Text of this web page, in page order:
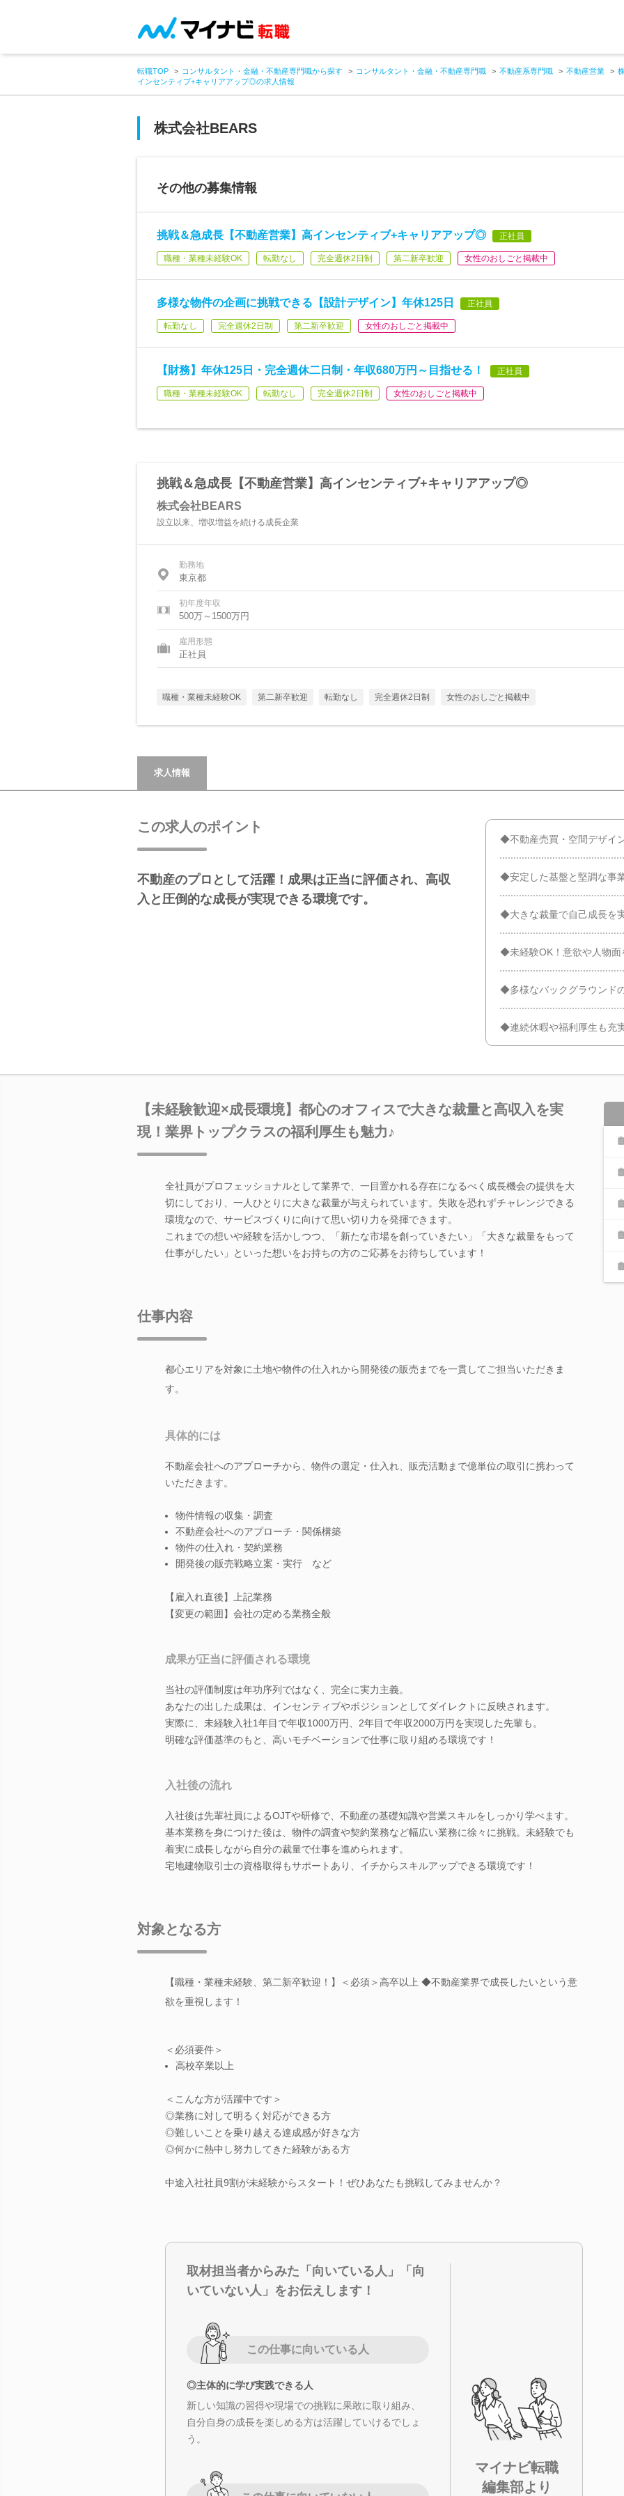
転職TOP コンサルタント・金融・不動産専門職から探す コンサルタント・金融・不動産専門職 不動産系専門職 不動産営業
インセンティブ+キャリアアップ◎の求人情報
株式会社BEARS
その他の募集情報
挑戦＆急成長【不動産営業】高インセンティブ+キャリアアップ◎ 正社員
職種・業種未経験OK 転勤なし 完全週休2日制 第二新卒歓迎 女性のおしごと掲載中
多様な物件の企画に挑戦できる【設計デザイン】年休125日 正社員
転勤なし 完全週休2日制 第二新卒歓迎 女性のおしごと掲載中
【財務】年休125日・完全週休二日制・年収680万円～目指せる！ 正社員
職種・業種未経験OK 転勤なし 完全週休2日制 女性のおしごと掲載中
挑戦＆急成長【不動産営業】高インセンティブ+キャリアアップ◎
株式会社BEARS
設立以来、増収増益を続ける成長企業
勤務地
東京都
初年度年収
500万～1500万円
雇用形態
正社員
職種・業種未経験OK 第二新卒歓迎 転勤なし 完全週休2日制 女性のおしごと掲載中
求人情報
この求人のポイント
不動産のプロとして活躍！成果は正当に評価され、高収
入と圧倒的な成長が実現できる環境です。
◆不動産売買・空間デザイ
◆安定した基盤と堅調な事
◆大きな裁量で自己成長を
◆未経験OK！意欲や人物面
◆多様なバックグラウンド
◆連続休暇や福利厚生も充
【未経験歓迎×成長環境】都心のオフィスで大きな裁量と高収入を実
現！業界トップクラスの福利厚生も魅力♪
全社員がプロフェッショナルとして業界で、一目置かれる存在になるべく成長機会の提供を大
切にしており、一人ひとりに大きな裁量が与えられています。失敗を恐れずチャレンジできる
環境なので、サービスづくりに向けて思い切り力を発揮できます。
これまでの想いや経験を活かしつつ、「新たな市場を創っていきたい」「大きな裁量をもって
仕事がしたい」といった想いをお持ちの方のご応募をお待ちしています！
仕事内容
都心エリアを対象に土地や物件の仕入れから開発後の販売までを一貫してご担当いただきま
す。
具体的には
不動産会社へのアプローチから、物件の選定・仕入れ、販売活動まで億単位の取引に携わって
いただきます。
物件情報の収集・調査
不動産会社へのアプローチ・関係構築
物件の仕入れ・契約業務
開発後の販売戦略立案・実行 など
【雇入れ直後】上記業務
【変更の範囲】会社の定める業務全般
成果が正当に評価される環境
当社の評価制度は年功序列ではなく、完全に実力主義。
あなたの出した成果は、インセンティブやポジションとしてダイレクトに反映されます。
実際に、未経験入社1年目で年収1000万円、2年目で年収2000万円を実現した先輩も。
明確な評価基準のもと、高いモチベーションで仕事に取り組める環境です！
入社後の流れ
入社後は先輩社員によるOJTや研修で、不動産の基礎知識や営業スキルをしっかり学べます。
基本業務を身につけた後は、物件の調査や契約業務など幅広い業務に徐々に挑戦。未経験でも
着実に成長しながら自分の裁量で仕事を進められます。
宅地建物取引士の資格取得もサポートあり、イチからスキルアップできる環境です！
対象となる方
【職種・業種未経験、第二新卒歓迎！】＜必須＞高卒以上 ◆不動産業界で成長したいという意
欲を重視します！
＜必須要件＞
高校卒業以上
＜こんな方が活躍中です＞
◎業務に対して明るく対応ができる方
◎難しいことを乗り越える達成感が好きな方
◎何かに熱中し努力してきた経験がある方
中途入社社員9割が未経験からスタート！ぜひあなたも挑戦してみませんか？
取材担当者からみた「向いている人」「向
いていない人」をお伝えします！
この仕事に向いている人
◎主体的に学び実践できる人
新しい知識の習得や現場での挑戦に果敢に取り組み、
自分自身の成長を楽しめる方は活躍していけるでしょ
う。
マイナビ転職
編集部より